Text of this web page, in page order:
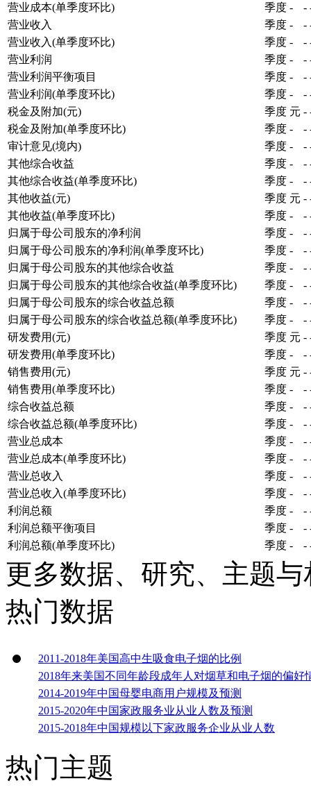
营业成本(单季度环比)
季度 - -
营业收入
季度 - -
营业收入(单季度环比)
季度 - -
营业利润
季度 - -
营业利润平衡项目
季度 - -
营业利润(单季度环比)
季度 - -
税金及附加(元)
季度 元 -
税金及附加(单季度环比)
季度 - -
审计意见(境内)
季度 - -
其他综合收益
季度 - -
其他综合收益(单季度环比)
季度 - -
其他收益(元)
季度 元 -
其他收益(单季度环比)
季度 - -
归属于母公司股东的净利润
季度 - -
归属于母公司股东的净利润(单季度环比)
季度 - -
归属于母公司股东的其他综合收益
季度 - -
归属于母公司股东的其他综合收益(单季度环比)
季度 - -
归属于母公司股东的综合收益总额
季度 - -
归属于母公司股东的综合收益总额(单季度环比)
季度 - -
研发费用(元)
季度 元 -
研发费用(单季度环比)
季度 - -
销售费用(元)
季度 元 -
销售费用(单季度环比)
季度 - -
综合收益总额
季度 - -
综合收益总额(单季度环比)
季度 - -
营业总成本
季度 - -
营业总成本(单季度环比)
季度 - -
营业总收入
季度 - -
营业总收入(单季度环比)
季度 - -
利润总额
季度 - -
利润总额平衡项目
季度 - -
利润总额(单季度环比)
季度 - -
更多数据、研究、主题
热门数据
2011-2018年美国高中生吸食电子烟的比例
2018年来美国不同年龄段成年人对烟草和电子烟的偏好
2014-2019年中国母婴电商用户规模及预测
2015-2020年中国家政服务业从业人数及预测
2015-2018年中国规模以下家政服务企业从业人数
热门主题